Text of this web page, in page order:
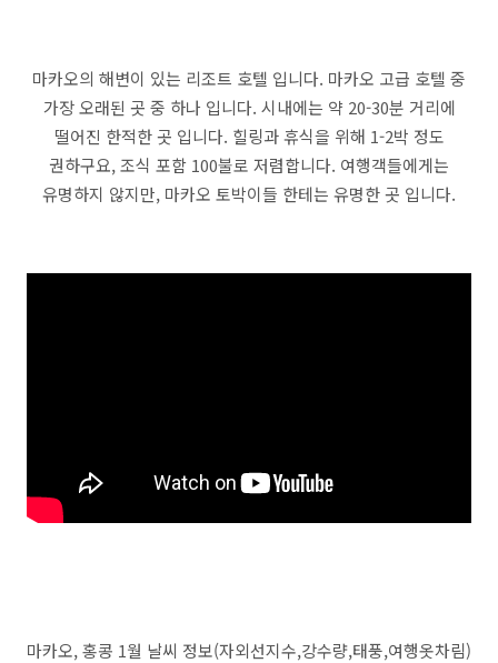
마카오의 해변이 있는 리조트 호텔 입니다. 마카오 고급 호텔 중
가장 오래된 곳 중 하나 입니다. 시내에는 약 20-30분 거리에
떨어진 한적한 곳 입니다. 힐링과 휴식을 위해 1-2박 정도
권하구요, 조식 포함 100불로 저렴합니다. 여행객들에게는
유명하지 않지만, 마카오 토박이들 한테는 유명한 곳 입니다.
마카오, 홍콩 1월 날씨 정보(자외선지수,강수량,태풍,여행옷차림)